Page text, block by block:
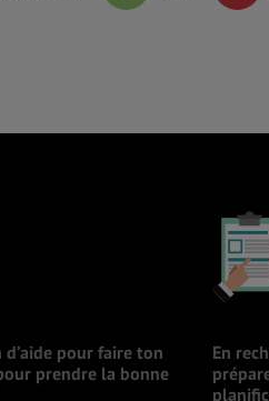
pour faire ton
prendre la bonne
En